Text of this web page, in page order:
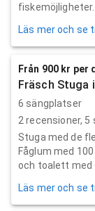
fiskemöjligheter.
Läs mer och se
Från 900 kr per
Fräsch Stuga
6 sängplatser
2 recensioner, 5
Stuga med de
Fåglum med
och toalett med
Läs mer och se